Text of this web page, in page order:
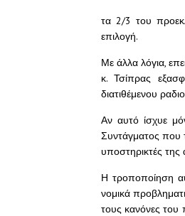
τα 2/3 του
επιλογή.
Με άλλα λόγια,
κ. Τσίπρας
διατιθέμενου
Αν αυτό ίσχυε
Συντάγματος που
υποστηρικτές της
Η τροποποίηση
νομικά
τους κανόνες του